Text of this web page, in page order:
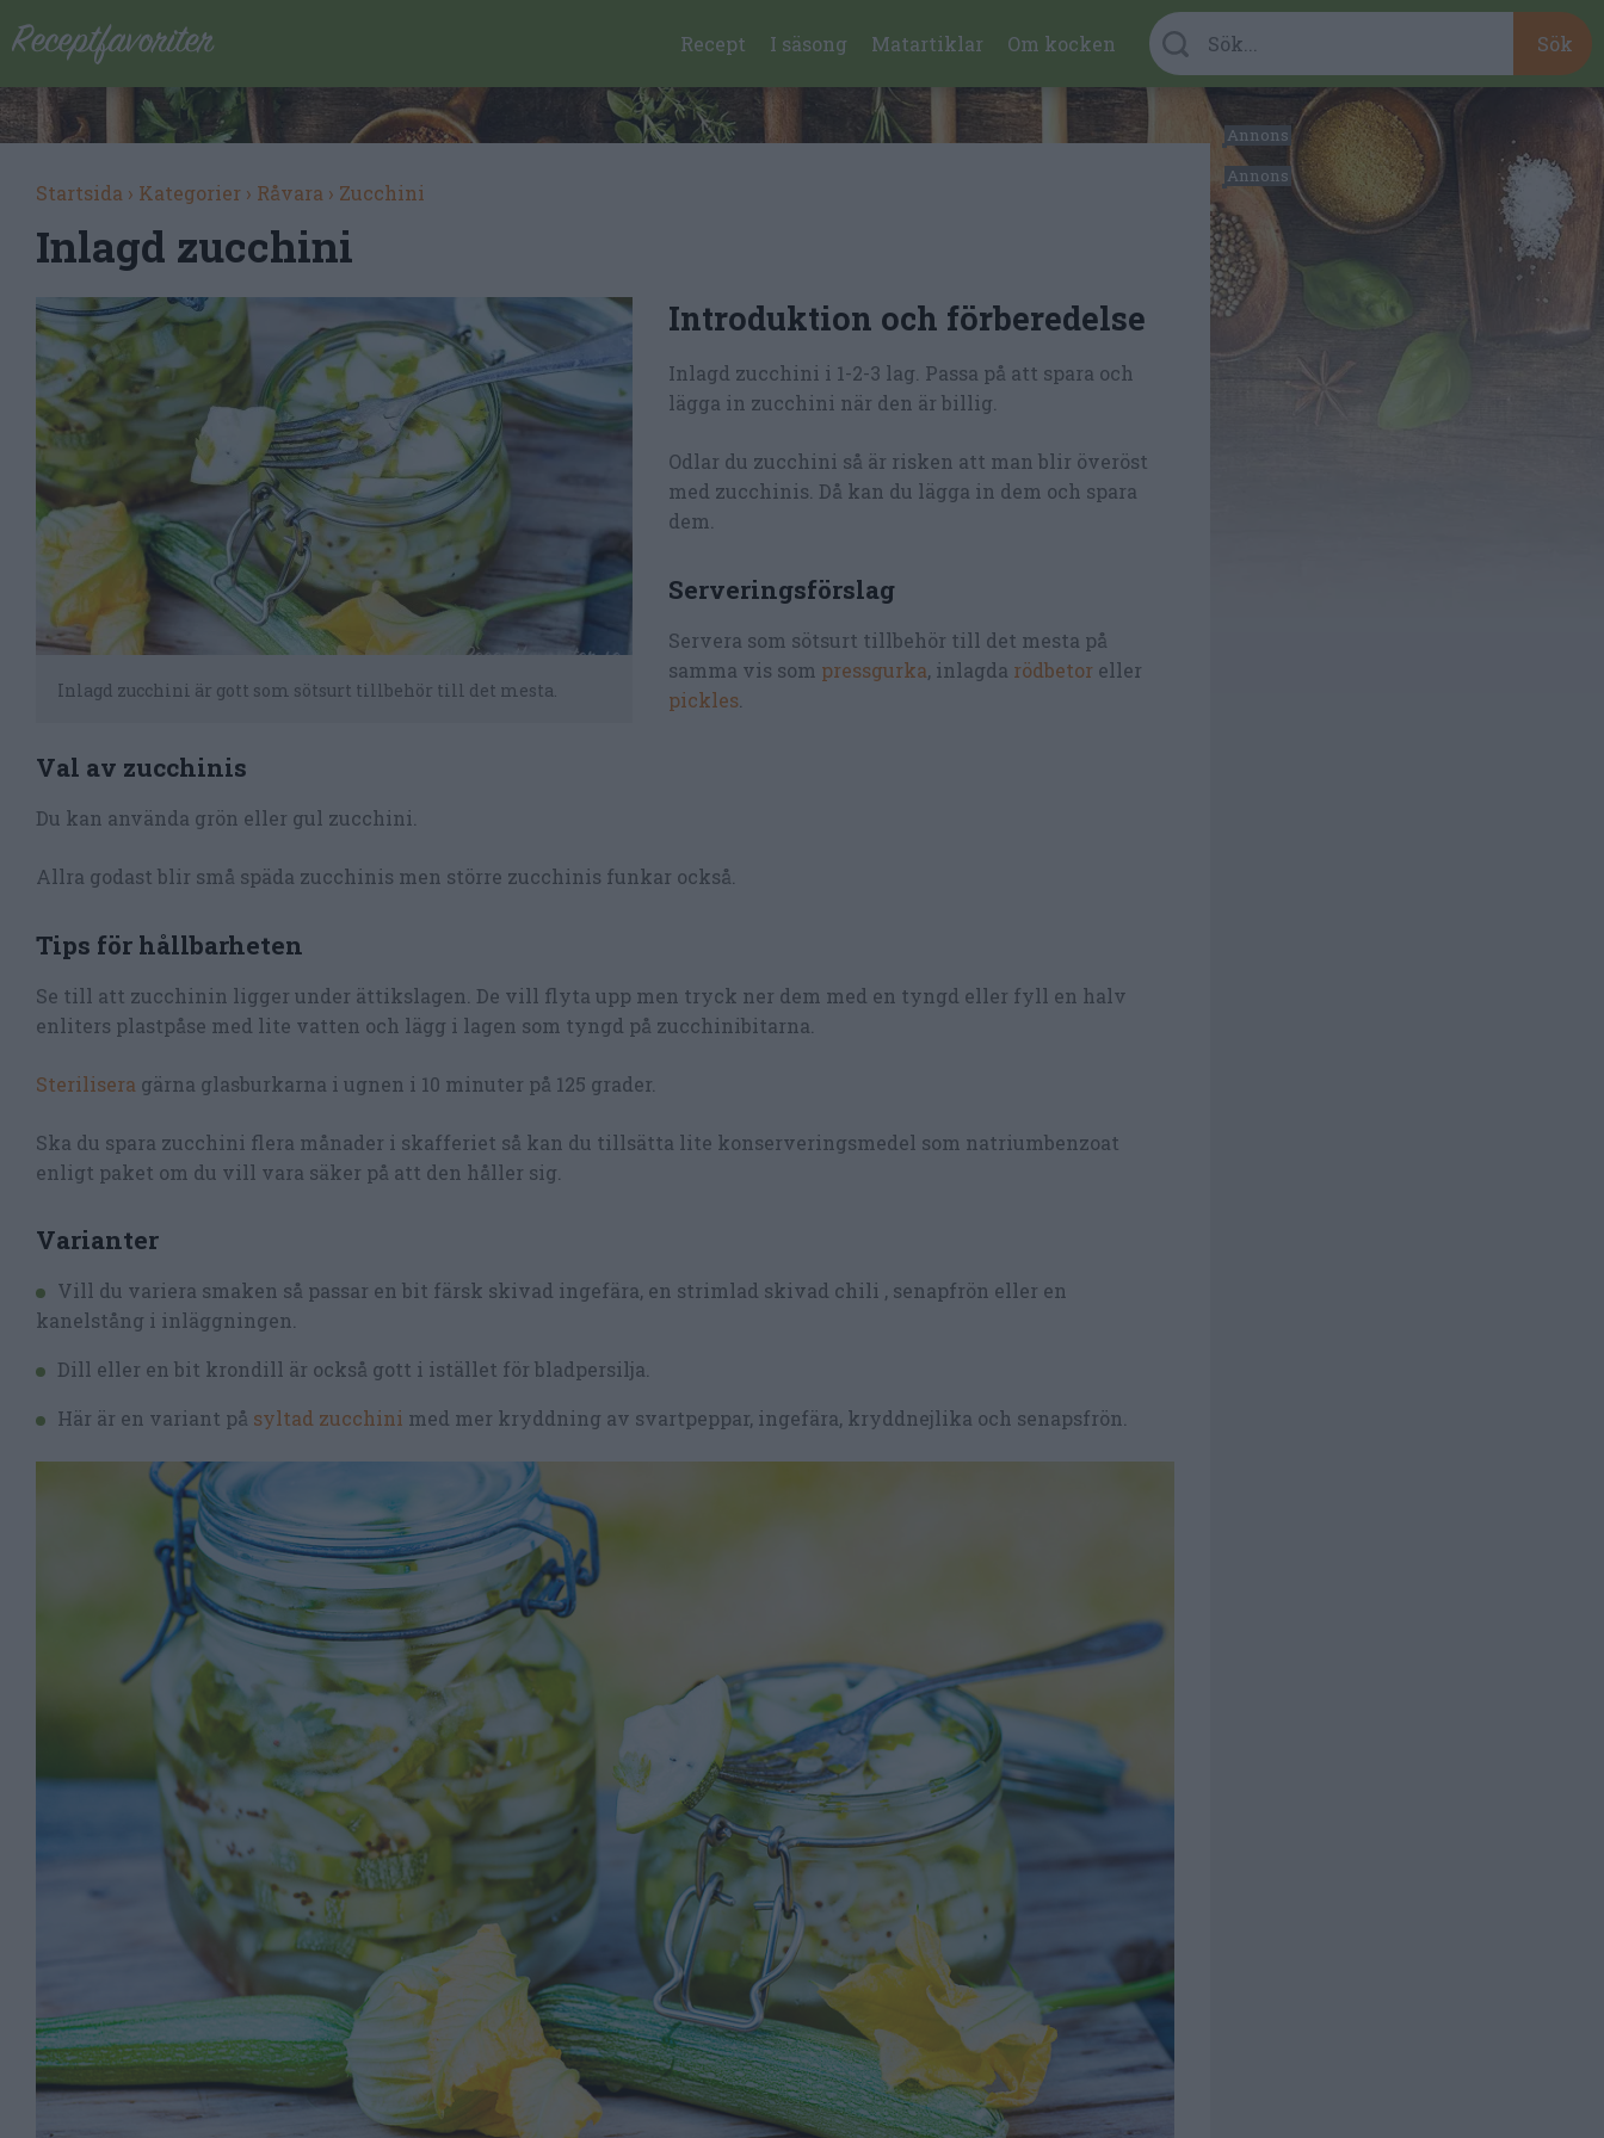
Recept I säsong Matartiklar Om kocken
Startsida › Kategorier › Råvara › Zucchini
Inlagd zucchini
Inlagd zucchini är gott som sötsurt tillbehör till det mesta.
Introduktion och förberedelse
Inlagd zucchini i 1-2-3 lag. Passa på att spara och
lägga in zucchini när den är billig.
Odlar du zucchini så är risken att man blir överöst
med zucchinis. Då kan du lägga in dem och spara
dem.
Serveringsförslag
Servera som sötsurt tillbehör till det mesta på
samma vis som pressgurka, inlagda rödbetor eller
pickles
Val av zucchinis
Du kan använda grön eller gul zucchini.
Allra godast blir små späda zucchinis men större zucchinis funkar också.
Tips för hållbarheten
Se till att zucchinin ligger under ättikslagen. De vill flyta upp men tryck ner dem med en tyngd eller fyll en halv
enliters plastpåse med lite vatten och lägg i lagen som tyngd på zucchinibitarna.
Sterilisera gärna glasburkarna i ugnen i 10 minuter på 125 grader.
Ska du spara zucchini flera månader i skafferiet så kan du tillsätta lite konserveringsmedel som natriumbenzoat
enligt paket om du vill vara säker på att den håller sig.
Varianter
Vill du variera smaken så passar en bit färsk skivad ingefära, en strimlad skivad chili , senapfrön eller en
kanelstång i inläggningen.
Dill eller en bit krondill är också gott i istället för bladpersilja.
Här är en variant på syltad zucchini med mer kryddning av svartpeppar, ingefära, kryddnejlika och senapsfrön.